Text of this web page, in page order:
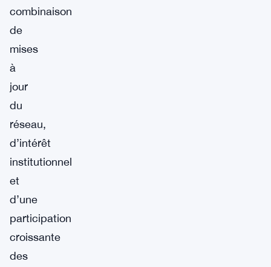
combinaison
de
mises
à
jour
du
réseau,
d’intérêt
institutionnel
et
d’une
participation
croissante
des